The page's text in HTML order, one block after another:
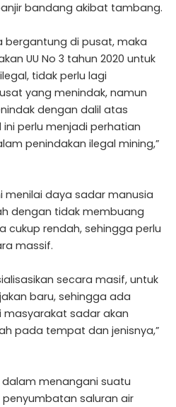
bandang akibat tambang.
bergantung di pusat, maka
UU No 3 tahun 2020 untuk
tidak perlu lagi
yang menindak, namun
dengan dalil atas
ini perlu menjadi perhatian
penindakan ilegal mining,”
menilai daya sadar manusia
dengan tidak membuang
rendah, sehingga perlu
massif.
secara masif, untuk
baru, sehingga ada
sadar akan
pada tempat dan jenisnya,”
menangani suatu
saluran air